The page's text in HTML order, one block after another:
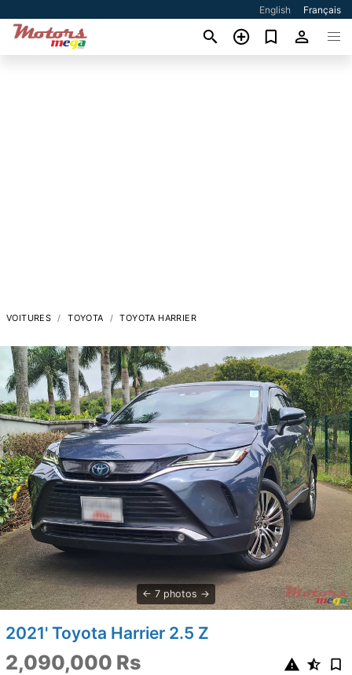
English Français
VOITURES TOYOTA TOYOTA HARRIER
7 photos
2021' Toyota Harrier 2.5 Z
2,090,000 Rs